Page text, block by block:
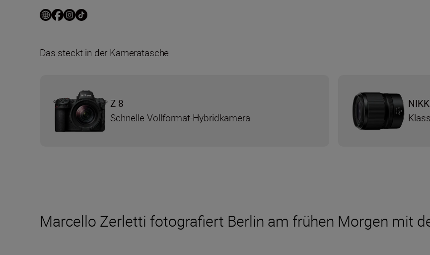
Marcello Zerletti fotografiert Berlin am frühen Morgen mit
Das steckt in der Kameratasche
Z 8
Schnelle Vollformat-Hybridkamera